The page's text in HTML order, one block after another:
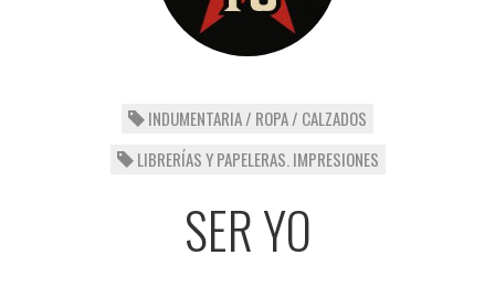
INDUMENTARIA / ROPA / CALZADOS
LIBRERÍAS Y PAPELERAS. IMPRESIONES
SER YO